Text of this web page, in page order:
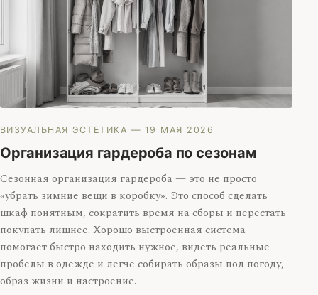
ВИЗУАЛЬНАЯ ЭСТЕТИКА — 19 МАЯ 2026
Организация гардероба по сезонам
Сезонная организация гардероба — это не просто
«убрать зимние вещи в коробку». Это способ сделать
шкаф понятным, сократить время на сборы и перестать
покупать лишнее. Хорошо выстроенная система
помогает быстро находить нужное, видеть реальные
пробелы в одежде и легче собирать образы под погоду,
образ жизни и настроение.